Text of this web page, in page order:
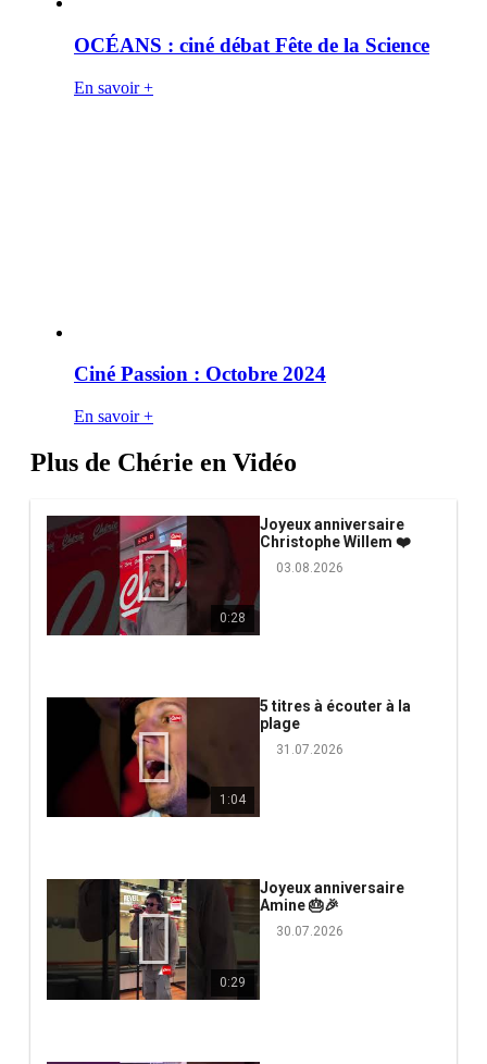
OCÉANS : ciné débat Fête de la Science
En savoir +
Ciné Passion : Octobre 2024
En savoir +
Plus de Chérie en Vidéo
0:28
Joyeux anniversaire
Christophe Willem ❤️
03.08.2026
1:04
5 titres à écouter à la
plage
31.07.2026
0:29
Joyeux anniversaire
Amine 🎂🎉
30.07.2026